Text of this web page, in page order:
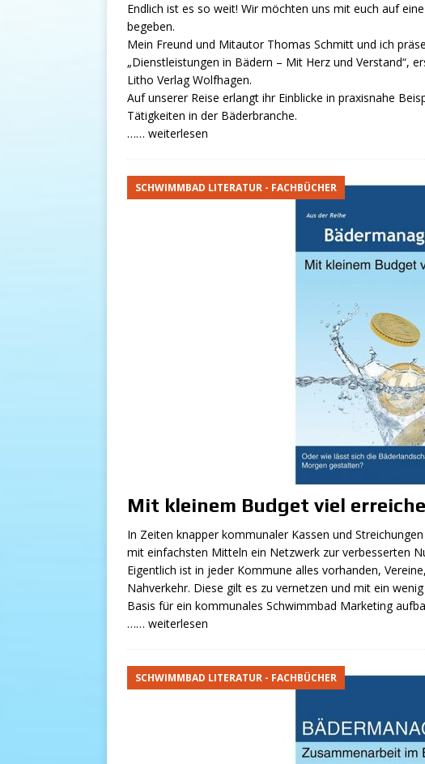
Endlich ist es so weit! Wir möchten uns mit euch auf
begeben.
Mein Freund und Mitautor Thomas Schmitt und ich
„Dienstleistungen in Bädern – Mit Herz und Verstand“,
Litho Verlag Wolfhagen.
Auf unserer Reise erlangt ihr Einblicke in praxisnahe
Tätigkeiten in der Bäderbranche.
…… weiterlesen
SCHWIMMBAD LITERATUR - FACHBÜCHER
Mit kleinem Budget viel
In Zeiten knapper kommunaler Kassen und
mit einfachsten Mitteln ein Netzwerk zur verbesserten
Eigentlich ist in jeder Kommune alles vorhanden,
Nahverkehr. Diese gilt es zu vernetzen und mit ein
Basis für ein kommunales Schwimmbad Marketing
…… weiterlesen
SCHWIMMBAD LITERATUR - FACHBÜCHER